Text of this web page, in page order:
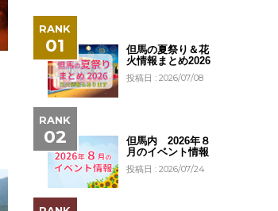
但馬の夏祭り＆花
火情報まとめ2026
投稿日 : 2026/07/08
但馬内 2026年８
月のイベント情報
投稿日 : 2026/07/24